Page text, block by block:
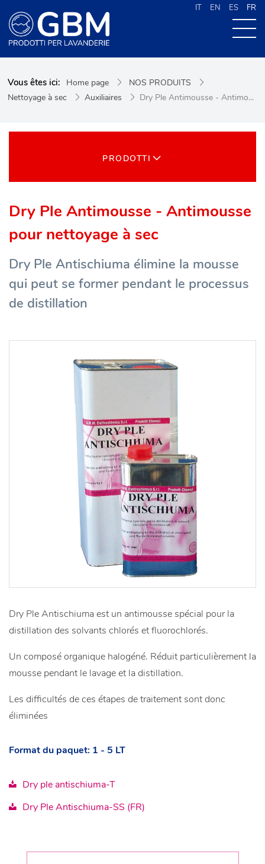
IT EN ES FR
NOS PRODUITS
CONTACTS
Vous êtes ici: Home page
NOS PRODUITS
Nettoyage à sec
Auxiliaires Dry Ple Antimousse - Antimo...
PRODOTTI
Dry Ple Antimousse - Antimousse
pour nettoyage à sec
Dry Ple Antischiuma élimine la mousse
qui peut se former pendant le processus
de distillation
Dry Ple Antischiuma est un antimousse spécial pour la
distillation des solvants chlorés et fluorochlorés.
Un composé organique halogéné. Réduit particulièrement la
mousse pendant le lavage et la distillation.
Les difficultés de ces étapes de traitement sont donc
éliminées
Format du paquet: 1 - 5 LT
Dry ple antischiuma-T
Dry Ple Antischiuma-SS (FR)